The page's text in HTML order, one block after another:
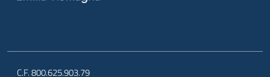
C.F. 800.625.903.79